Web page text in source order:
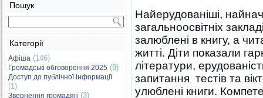
Пошук
Категорії
Афіша (146)
Громадські обговорення 2025 (9)
Доступ до публічної інформації
(1)
Звернення громадян (3)
Найерудованіші,
загальноосвітніх
залюблені в книгу, а
житті. Діти показали
літератури,
запитання тестів та
улюблені книги.